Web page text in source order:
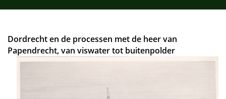
Dordrecht en de processen met de heer van
Papendrecht, van viswater tot buitenpolder